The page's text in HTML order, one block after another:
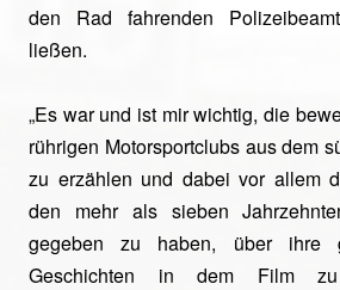
den Rad fahrenden
ließen.
„Es war und ist mir wichtig, die
rührigen Motorsportclubs aus dem
zu erzählen und dabei vor allem
den mehr als sieben
gegeben zu haben, über ihre
Geschichten in dem Film zu